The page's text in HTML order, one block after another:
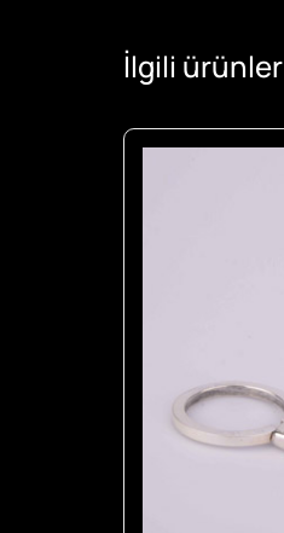
İlgili ürünler